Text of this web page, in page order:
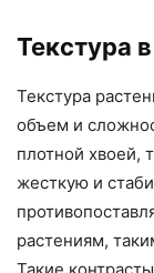
Текстура
Текстура
объем и
плотной хвоей,
жесткую и
растениям,